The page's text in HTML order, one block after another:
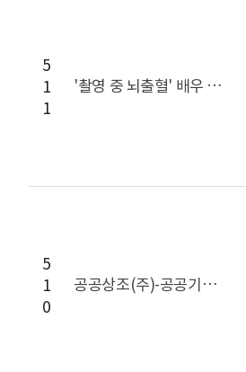
5
1
1
'촬영 중 뇌출혈' 배우 전승재, 별세…향년 47세
5
1
0
공공상조(주)-공공기관 및 협약단체 대상 장례·장지 서비스 강화를 위한 업무협약(MOU) 체결